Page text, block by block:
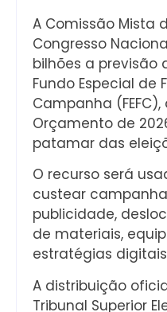
A Comissão Mista
Congresso
bilhões a previsão
Fundo Especial de
Campanha
Orçamento de
patamar das
O recurso será
custear
publicidade,
de materiais,
estratégias
A distribuição
Tribunal Superior